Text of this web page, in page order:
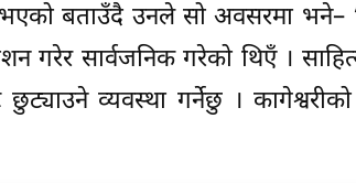
भएको बताउँदै उनले सो अवसरमा
गरेर सार्वजनिक गरेको थिएँ ।
व्यवस्था गर्नेछु । कागेश्वरीको